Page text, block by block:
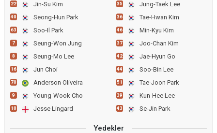
22 Jin-Su Kim
40 Seong-Hun Park
63 Soo-Il Park
7 Seung-Won Jung
8 Seung-Mo Lee
16 Jun Choi
70 Anderson Oliveira
9 Young-Wook Cho
10 Jesse Lingard
35 Jung-Taek Lee
36 Tae-Hwan Kim
46 Min-Kyu Kim
37 Joo-Chan Kim
42 Jae-Hyun Go
44 Soo-Bin Lee
51 Tae-Joon Park
39 Kun-Hee Lee
43 Se-Jin Park
Yedekler